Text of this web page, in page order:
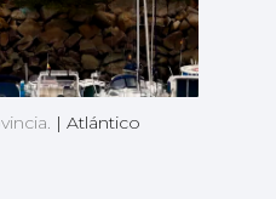
| Atlántico